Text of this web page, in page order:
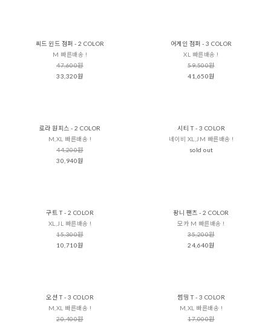
씨드 윈드 점퍼 - 2 COLOR
M 빠른배송 !
47,600원
33,320원
어게인 점퍼 - 3 COLOR
XL 빠른배송 !
59,500원
41,650원
로라 원피스 - 2 COLOR
M,XL 빠른배송 !
44,200원
30,940원
시티 T - 3 COLOR
네이비 XL,JM 빠른배송 !
sold out
구트 T - 2 COLOR
XL,JL 빠른배송 !
15,300원
10,710원
팡니 팬츠 - 2 COLOR
모카 M 빠른배송 !
35,200원
24,640원
오션 T - 3 COLOR
M,XL 빠른배송 !
20,400원
썸띵 T - 3 COLOR
M,XL 빠른배송 !
17,000원